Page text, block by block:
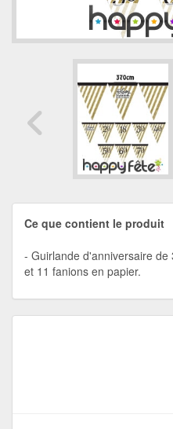
Ce que contient le produit
Guirlande d'anniversaire
et 11 fanions en papier.